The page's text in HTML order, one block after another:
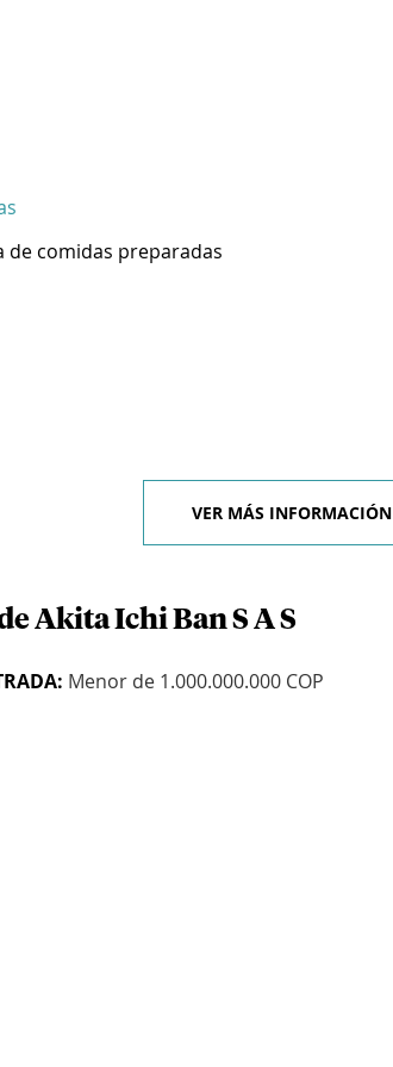
de comidas preparadas
VER MÁS INFORMACIÓN
Akita Ichi Ban S A S
Menor de 1.000.000.000 COP